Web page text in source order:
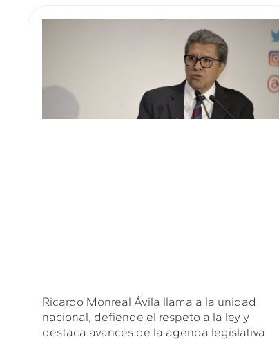
Ricardo Monreal Ávila llama a la unidad
nacional, defiende el respeto a la ley y
destaca avances de la agenda legislativa